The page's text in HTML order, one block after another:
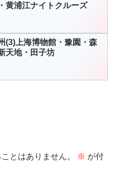
黄浦江ナイトクルーズ
(3)上海博物館・豫園・森
天地・田子坊
とはありません。 ※ が付